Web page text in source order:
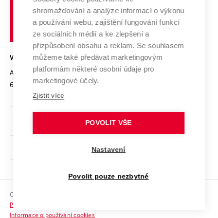
Výzkumné infrastruktury
Transfer znalostí
Open Science
Projekty
Projekty ze strukturálních fondů
Specifický výzkum
Mezinárodní dohody
Univerzitní sítě
Udržitelná univerzita
Podnikavá univerzita / ContriBUTe
Bezpečná univerzita
Vyznamenání
Organizační struktura
Ochrana osobních údajů
odkaz)
Sociální bezpečí
HR Award
učení
technické
Brně
VYSOKÉ UČENÍ TECHNICKÉ V BRNĚ
Antonínská 548/1
602 00 Brno
www.vut.cz
vut@vutbr.cz
Copyright © 2026 VUT
Prohlášení o přístupnosti
Informace o používání cookies
shromažďování a analýze informací o výkonu
a používání webu, zajištění fungování funkcí
ze sociálních médií a ke zlepšení a
přizpůsobení obsahu a reklam. Se souhlasem
můžeme také předávat marketingovým
platformám některé osobní údaje pro
marketingové účely.
Zjistit více
POVOLIT VŠE
Nastavení
Povolit pouze nezbytné